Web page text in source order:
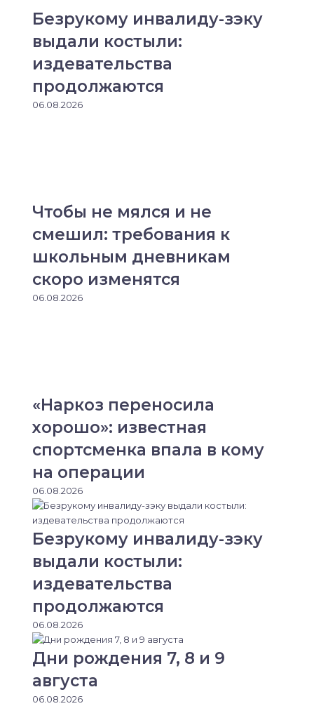
Безрукому инвалиду-зэку
выдали костыли:
издевательства
продолжаются
06.08.2026
Чтобы не мялся и не
смешил: требования к
школьным дневникам
скоро изменятся
06.08.2026
«Наркоз переносила
хорошо»: известная
спортсменка впала в кому
на операции
06.08.2026
Безрукому инвалиду-зэку
выдали костыли:
издевательства
продолжаются
06.08.2026
Дни рождения 7, 8 и 9
августа
06.08.2026